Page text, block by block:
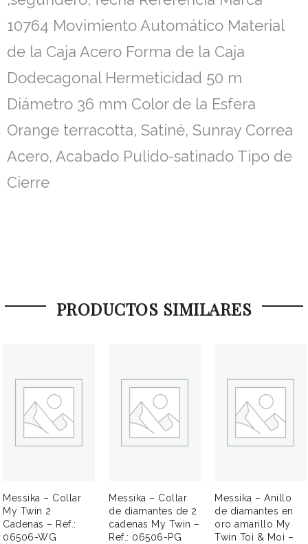
10764 Movimiento Automático Material
de la Caja Acero Forma de la Caja
Dodecagonal Hermeticidad 50 m
Diámetro 36 mm Color de la Esfera
Orange terracotta, Satiné, Sunray Correa
Acero, Acabado Pulido-satinado Tipo de
Cierre
PRODUCTOS SIMILARES
Messika – Collar
My Twin 2
Cadenas – Ref.:
06506-WG
Messika – Collar
de diamantes de 2
cadenas My Twin –
Ref.: 06506-PG
Messika – Anillo
de diamantes en
oro amarillo My
Twin Toi & Moi –